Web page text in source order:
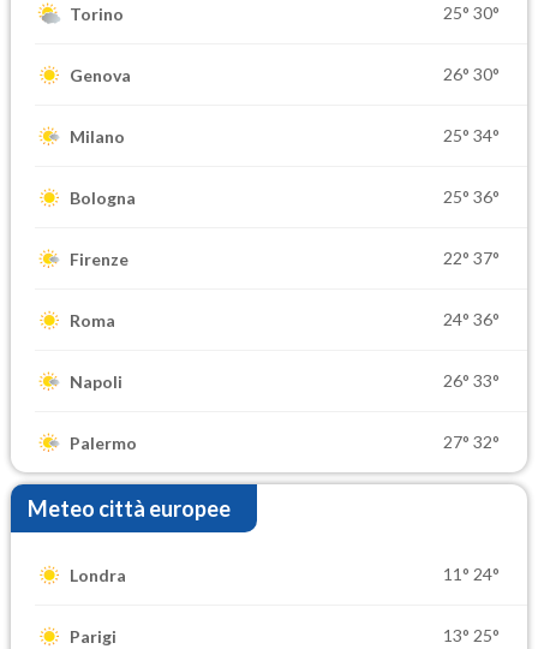
Torino 25° 30°
Genova 26° 30°
Milano 25° 34°
Bologna 25° 36°
Firenze 22° 37°
Roma 24° 36°
Napoli 26° 33°
Palermo 27° 32°
Meteo città europee
Londra 11° 24°
Parigi 13° 25°